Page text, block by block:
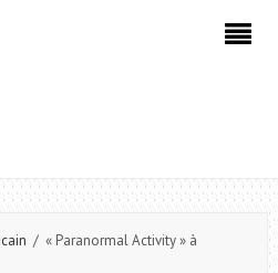
/ « Paranormal Activity » à